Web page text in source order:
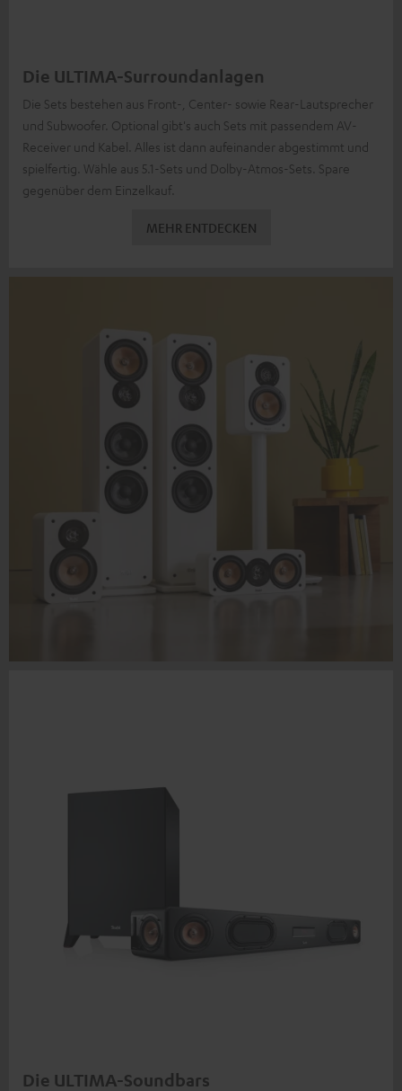
Die ULTIMA-Surroundanlagen
Die Sets bestehen aus Front-, Center- sowie Rear-Lautsprecher
und Subwoofer. Optional gibt's auch Sets mit passendem AV-
Receiver und Kabel. Alles ist dann aufeinander abgestimmt und
spielfertig. Wähle aus 5.1-Sets und Dolby-Atmos-Sets. Spare
gegenüber dem Einzelkauf.
MEHR ENTDECKEN
Die ULTIMA-Soundbars